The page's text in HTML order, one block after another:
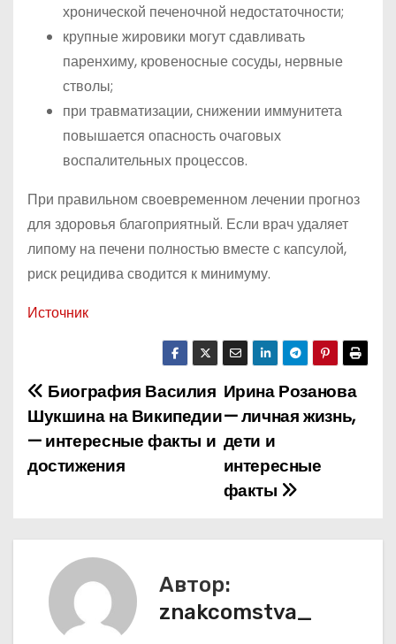
хронической печеночной недостаточности;
крупные жировики могут сдавливать
паренхиму, кровеносные сосуды, нервные
стволы;
при травматизации, снижении иммунитета
повышается опасность очаговых
воспалительных процессов.
При правильном своевременном лечении прогноз
для здоровья благоприятный. Если врач удаляет
липому на печени полностью вместе с капсулой,
риск рецидива сводится к минимуму.
Источник
Н
а
в
г
Ирина Розанова
— личная жизнь,
дети и
интересные
факты
Биография Василия
Шукшина на Википедии
— интересные факты и
достижения
Автор:
znakcomstva_